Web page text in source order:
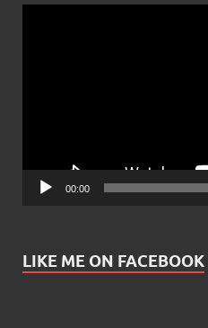
00:00
LIKE ME ON FACEBOOK